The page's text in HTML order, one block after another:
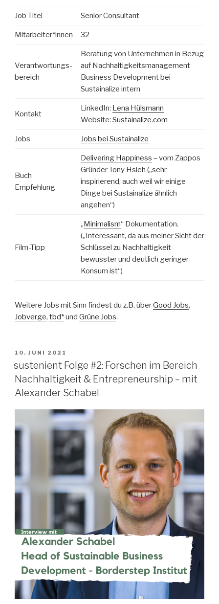
Job Titel Senior Consultant
Mitarbeiter*innen 32
Verantwortungs-
bereich
Beratung von Unternehmen in Bezug
auf Nachhaltigkeitsmanagement
Business Development bei
Sustainalize intern
Kontakt
LinkedIn: Lena Hülsmann
Website: Sustainalize.com
Jobs Jobs bei Sustainalize
Buch
Empfehlung
Delivering Happiness – vom Zappos
Gründer Tony Hsieh („sehr
inspirierend, auch weil wir einige
Dinge bei Sustainalize ähnlich
angehen“)
Film-Tipp
„ Minimalism“ Dokumentation.
(„Interessant, da aus meiner Sicht der
Schlüssel zu Nachhaltigkeit
bewusster und deutlich geringer
Konsum ist“)
Weitere Jobs mit Sinn findest du z.B. überGood Jobs,
Jobverge, tbd*und Grüne Jobs.
VERÖFFENTLICHT
10. JUNI 2021
sustenient Folge #2: Forschen im Bereich
Nachhaltigkeit & Entrepreneurship – mit
Alexander Schabel